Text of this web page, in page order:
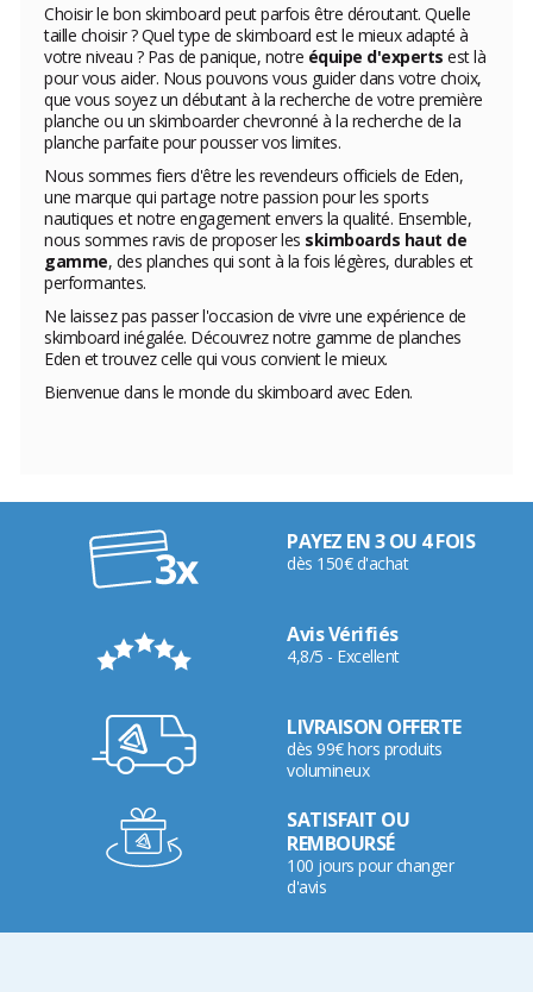
Choisir le bon skimboard peut parfois être déroutant. Quelle
taille choisir ? Quel type de skimboard est le mieux adapté à
votre niveau ? Pas de panique, notre équipe d'experts est là
pour vous aider. Nous pouvons vous guider dans votre choix,
que vous soyez un débutant à la recherche de votre première
planche ou un skimboarder chevronné à la recherche de la
planche parfaite pour pousser vos limites.
Nous sommes fiers d'être les revendeurs officiels de Eden,
une marque qui partage notre passion pour les sports
nautiques et notre engagement envers la qualité. Ensemble,
nous sommes ravis de proposer les skimboards haut de
gamme, des planches qui sont à la fois légères, durables et
performantes.
Ne laissez pas passer l'occasion de vivre une expérience de
skimboard inégalée. Découvrez notre gamme de planches
Eden et trouvez celle qui vous convient le mieux.
Bienvenue dans le monde du skimboard avec Eden.
PAYEZ EN 3 OU 4 FOIS
dès 150€ d'achat
Avis Vérifiés
4,8/5 - Excellent
LIVRAISON OFFERTE
dès 99€ hors produits
volumineux
SATISFAIT OU
REMBOURSÉ
100 jours pour changer
d'avis